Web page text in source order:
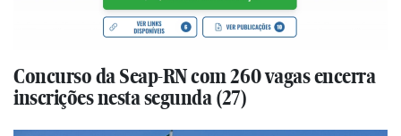
Concurso da Seap-RN com 260 vagas encerra
inscrições nesta segunda (27)